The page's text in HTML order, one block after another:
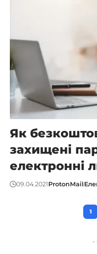
Як
захищені
електронні
09.04.2021 ProtonMail
1
-